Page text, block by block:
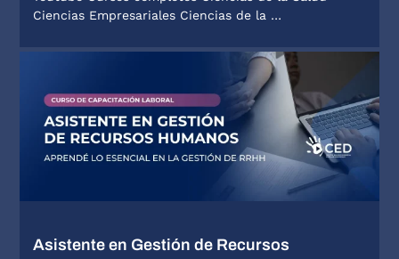
Ciencias Empresariales Ciencias de la …
Asistente en Gestión de Recursos